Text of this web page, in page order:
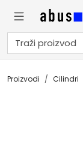
Proizvodi Cilindri